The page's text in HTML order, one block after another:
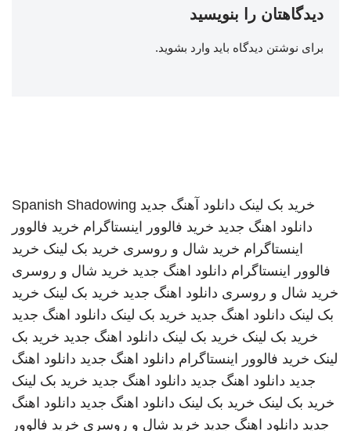
دیدگاهتان را بنویسید
برای نوشتن دیدگاه باید وارد بشوید.
خرید بک لینک دانلود آهنگ جدید Spanish Shadowing
دانلود اهنگ جدید خرید فالوور اینستاگرام خرید فالوور
اینستاگرام خرید شال و روسری خرید بک لینک خرید
فالوور اینستاگرام دانلود اهنگ جدید خرید شال و روسری
خرید شال و روسری دانلود اهنگ جدید خرید بک لینک خرید
بک لینک دانلود اهنگ جدید خرید بک لینک دانلود اهنگ جدید
خرید بک لینک خرید بک لینک دانلود اهنگ جدید خرید بک
لینک خرید فالوور اینستاگرام دانلود اهنگ جدید دانلود اهنگ
جدید دانلود اهنگ جدید دانلود اهنگ جدید خرید بک لینک
خرید بک لینک خرید بک لینک دانلود اهنگ جدید دانلود اهنگ
جدید دانلود اهنگ جدید خرید شال و روسری خرید فالوور